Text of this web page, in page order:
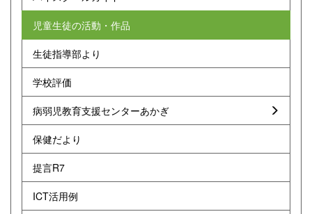
児童生徒の活動・作品
生徒指導部より
学校評価
病弱児教育支援センターあかぎ
保健だより
提言R7
ICT活用例